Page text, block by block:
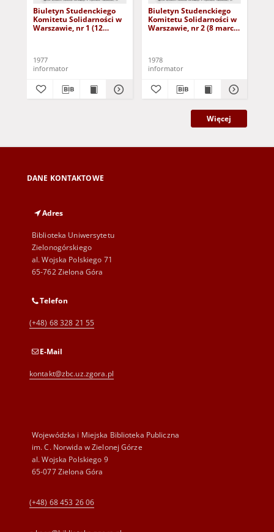
Biuletyn Studenckiego
Komitetu Solidarności w
Warszawie, nr 1 (12
1977
informator
Biuletyn Studenckiego
Komitetu Solidarności w
Warszawie, nr 2 (8 marca
1978
informator
Więcej
DANE KONTAKTOWE
Adres
Biblioteka Uniwersytetu
Zielonogórskiego
al. Wojska Polskiego 71
65-762 Zielona Góra
Telefon
(+48) 68 328 21 55
E-Mail
kontakt@zbc.uz.zgora.pl
Wojewódzka i Miejska Biblioteka Publiczna
im. C. Norwida w Zielonej Górze
al. Wojska Polskiego 9
65-077 Zielona Góra
(+48) 68 453 26 06